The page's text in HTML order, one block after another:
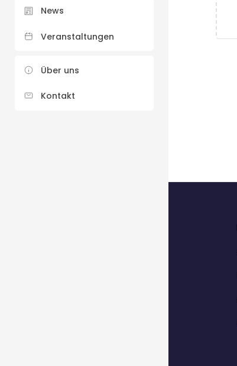
News
Veranstaltungen
Über uns
Kontakt